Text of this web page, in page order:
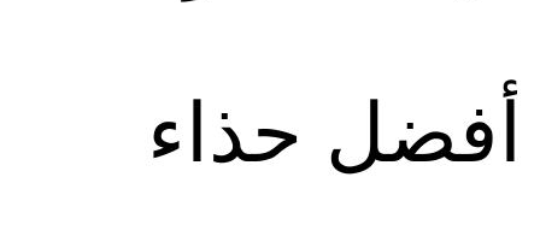
أفضل حذاء